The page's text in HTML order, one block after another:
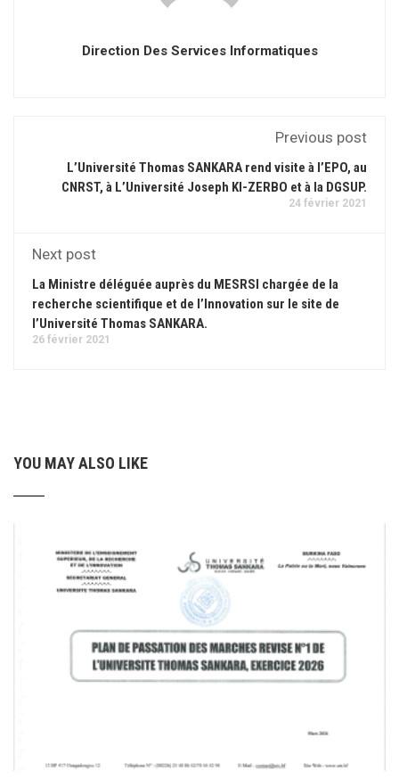
Direction Des Services Informatiques
Previous post
L’Université Thomas SANKARA rend visite à l’EPO, au
CNRST, à L’Université Joseph KI-ZERBO et à la DGSUP.
24 février 2021
Next post
La Ministre déléguée auprès du MESRSI chargée de la
recherche scientifique et de l’Innovation sur le site de
l’Université Thomas SANKARA.
26 février 2021
YOU MAY ALSO LIKE